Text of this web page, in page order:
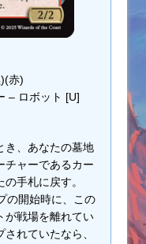
赤)
– ロボット [U]
き、あなたの墓地
チャーであるカー
手札に戻す。
の開始時に、この
が戦場を離れてい
れていたなら、